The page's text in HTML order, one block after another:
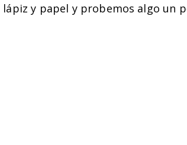
y papel y probemos algo un